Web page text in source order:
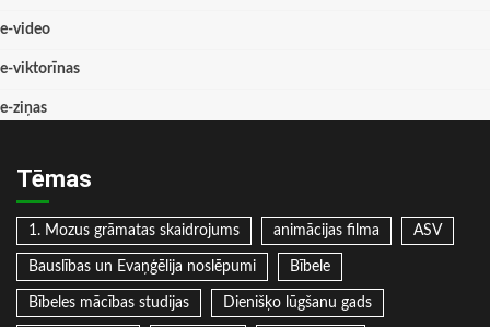
e-video
e-viktorīnas
e-ziņas
Tēmas
1. Mozus grāmatas skaidrojums animācijas filma ASV
Bauslības un Evaņģēlija noslēpumi Bībele
Bībeles mācības studijas Dienišķo lūgšanu gads